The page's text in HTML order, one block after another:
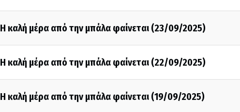
Η καλή μέρα από την μπάλα φαίνεται (23/09/2025)
Η καλή μέρα από την μπάλα φαίνεται (22/09/2025)
Η καλή μέρα από την μπάλα φαίνεται (19/09/2025)